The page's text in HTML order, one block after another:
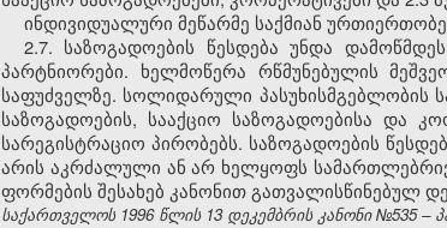
ინდივიდუალური მეწარმე საქმიან
2.7. საზოგადოების წესდება უნდა
პარტნიორები. ხელმოწერა რწმუნებულის
საფუძველზე. სოლიდარული პასუხისმგებლობის
საზოგადოების, სააქციო საზოგადოებისა და
სარეგისტრაციო პირობებს. საზოგადოების
არის აკრძალული ან არ ხელყოფს
ფორმების შესახებ კანონით გათვალისწინებულ
საქართველოს 1996 წლის 13 დეკემბრის კანონი №535 –